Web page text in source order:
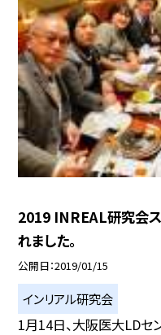
2019 INREAL研究会
れました。
公開日 2019/01/15
インリアル研究会
1月14日、大阪医大LDセ